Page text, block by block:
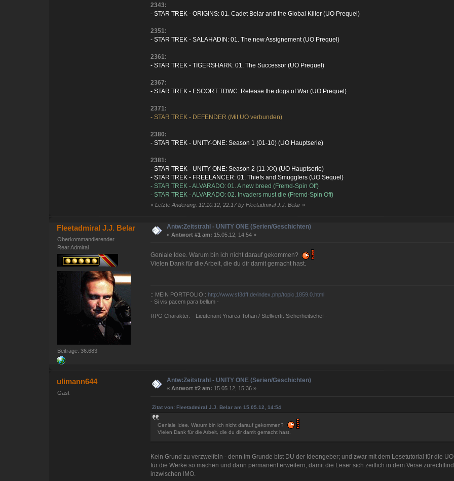
2343:
- STAR TREK - ORIGINS: 01. Cadet Belar and the Global Killer (UO Prequel)
2351:
- STAR TREK - SALAHADIN: 01. The new Assignement (UO Prequel)
2361:
- STAR TREK - TIGERSHARK: 01. The Successor (UO Prequel)
2367:
- STAR TREK - ESCORT TDWC: Release the dogs of War (UO Prequel)
2371:
- STAR TREK - DEFENDER (Mit UO verbunden)
2380:
- STAR TREK - UNITY-ONE: Season 1 (01-10) (UO Hauptserie)
2381:
- STAR TREK - UNITY-ONE: Season 2 (11-XX) (UO Hauptserie)
- STAR TREK - FREELANCER: 01. Thiefs and Smugglers (UO Sequel)
- STAR TREK - ALVARADO: 01. A new breed (Fremd-Spin Off)
- STAR TREK - ALVARADO: 02. Invaders must die (Fremd-Spin Off)
«Letzte Änderung: 12.10.12, 22:17 by Fleetadmiral J.J. Belar »
Fleetadmiral J.J. Belar
Oberkommandierender
Rear Admiral
Beiträge: 36.683
Antw:Zeitstrahl - UNITY ONE (Serien/Geschichten)
« Antwort #1 am: 15.05.12, 14:54 »
Geniale Idee. Warum bin ich nicht darauf gekommen?
Vielen Dank für die Arbeit, die du dir damit gemacht hast.
:: MEIN PORTFOLIO:: http://www.sf3dff.de/index.php/topic,1859.0.html
- Si vis pacem para bellum -
RPG Charakter: - Lieutenant Ynarea Tohan / Stellvertr. Sicherheitschef -
ulimann644
Gast
Antw:Zeitstrahl - UNITY ONE (Serien/Geschichten)
«Antwort #2 am: 15.05.12, 15:36 »
Zitat von: Fleetadmiral J.J. Belar am 15.05.12, 14:54
Geniale Idee. Warum bin ich nicht darauf gekommen?
Vielen Dank für die Arbeit, die du dir damit gemacht hast.
Kein Grund zu verzweifeln - denn im Grunde bist DU der Ideengeber; und zwar mit dem Lesetutorial für die
für die Werke so machen und dann permanent erweitern, damit die Leser sich zeitlich in dem Verse
inzwischen IMO.